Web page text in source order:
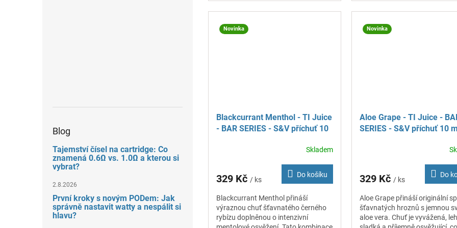
Blog
Tajemství čísel na cartridge: Co
znamená 0.6Ω vs. 1.0Ω a kterou si
vybrat?
2.8.2026
První kroky s novým PODem: Jak
správně nastavit watty a nespálit si
hlavu?
Novinka
Blackcurrant Menthol - TI Juice
- BAR SERIES - S&V příchuť 10
Skladem
329 Kč / ks
Do košíku
Blackcurrant Menthol přináší
výraznou chuť šťavnatého černého
rybízu doplněnou o intenzivní
Novinka
Aloe Grape - TI Juice -
SERIES - S&V příchuť 10
329 Kč / ks
Do
Aloe Grape přináší originální
šťavnatých hroznů s jemnou
aloe vera. Chuť je vyvážená,